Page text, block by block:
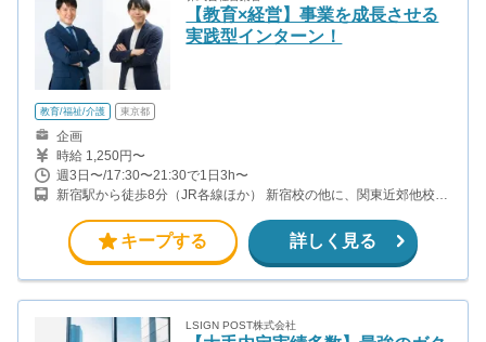
【教育×経営】事業を成長させる
実践型インターン！
教育/福祉/介護 東京都
企画
時給 1,250円〜
週3日〜/17:30〜21:30で1日3h〜
新宿駅から徒歩8分（JR各線ほか） 新宿校の他に、関東近郊他校で
・新宿本校 ・渋谷校 ・市ヶ谷校 ・立川校 ・横浜校 ・大宮校 ・春
日部校
キープする 詳しく見る
LSIGN POST株式会社